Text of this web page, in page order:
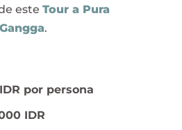
este Tour a Pura
.
por persona
IDR